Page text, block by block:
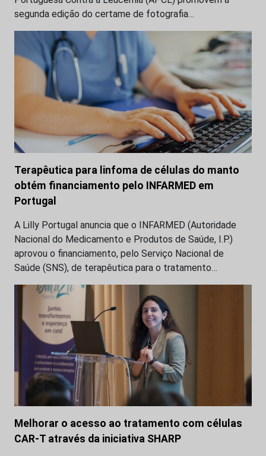
segunda edição do certame de fotografia…
Terapêutica para linfoma de células do manto
obtém financiamento pelo INFARMED em
Portugal
A Lilly Portugal anuncia que o INFARMED (Autoridade
Nacional do Medicamento e Produtos de Saúde, I.P.)
aprovou o financiamento, pelo Serviço Nacional de
Saúde (SNS), de terapêutica para o tratamento…
Melhorar o acesso ao tratamento com células
CAR-T através da iniciativa SHARP